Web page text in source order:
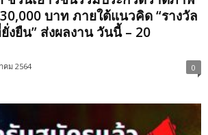
บาท ภายใต้แนวคิด “รางวัล
งยืน” ส่งผลงาน วันนี้ – 20
คม 2564 0